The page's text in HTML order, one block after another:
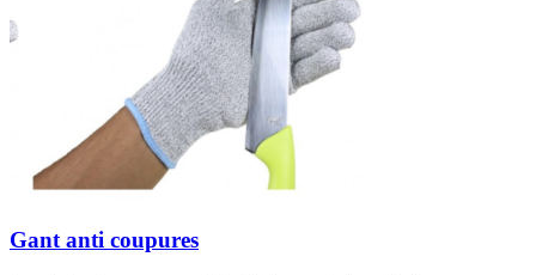
Gant anti coupures